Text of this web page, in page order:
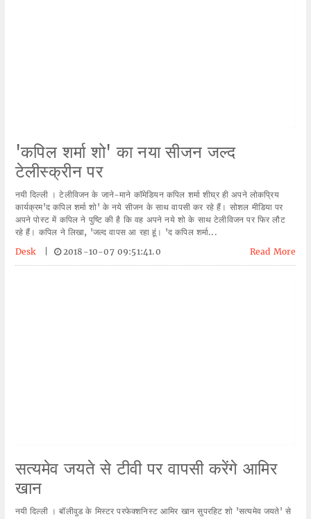
'कपिल शर्मा शो' का नया सीजन जल्द
टेलीस्क्रीन पर
नयी दिल्ली । टेलीविजन के जाने-माने काॅमेडियन कपिल शर्मा शीघ्र ही अपने लोकप्रिय
कार्यक्रम'द कपिल शर्मा शो' के नये सीजन के साथ वापसी कर रहे हैं। सोशल मीडिया पर
अपने पोस्ट में कपिल ने पुष्टि की है कि वह अपने नये शो के साथ टेलीविजन पर फिर लौट
रहे हैं। कपिल ने लिखा, 'जल्द वापस आ रहा हूं। 'द कपिल शर्मा...
Desk
2018-10-07 09:51:41.0 Read More
सत्यमेव जयते से टीवी पर वापसी करेंगे आमिर
खान
नयी दिल्ली । बॉलीवुड के मिस्टर परफेक्शनिस्ट आमिर खान सुपरहिट शो 'सत्यमेव जयते' से